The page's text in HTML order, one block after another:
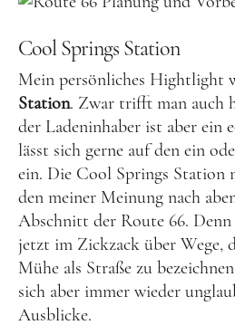
Cool Springs Station
Mein persönliches Hightlight
Station. Zwar trifft man auch
der Ladeninhaber ist aber ein
lässt sich gerne auf den ein
ein. Die Cool Springs Station
den meiner Meinung nach
Abschnitt der Route 66. Denn
jetzt im Zickzack über Wege,
Mühe als Straße zu
sich aber immer wieder
Ausblicke.